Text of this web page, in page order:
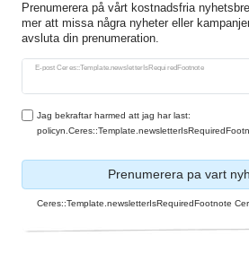
Prenumerera på vårt kostnadsfria
mer att missa några nyheter eller
avsluta din prenumeration.
E-post Ceres::Template.newsletterIsRequiredFootnote
Ceres::Template.newsletterHoneypotLabel
Jag bekraftar harmed att jag har last:
Prenumerera pa vart
Ceres::Template.newsletterIsRequiredFootnote